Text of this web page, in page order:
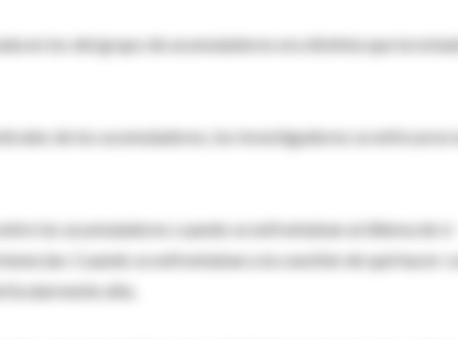
en los del grupo de acumuladores era distinta que la
de los acumuladores, los investigadores se enfocaron
los acumuladores cuando se enfrentaban al dilema de si
Cuando se enfrentaban a la cuestión de qué hacer
alta.